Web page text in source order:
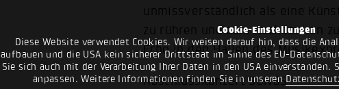
Cookie-Einstellungen
Diese Website verwendet Cookies. Wir weisen darauf hin, dass die
aufbauen und die USA kein sicherer Drittstaat im Sinne des EU-
Sie sich auch mit der Verarbeitung Ihrer Daten in den USA
anpassen. Weitere Informationen finden Sie in unseren
unmissverständlich als eine
zu rühren und zum Nachdenken
Echo in den Hallen des
Abschlusskonzert SONGS